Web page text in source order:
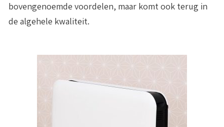
bovengenoemde voordelen, maar komt ook terug in
de algehele kwaliteit.